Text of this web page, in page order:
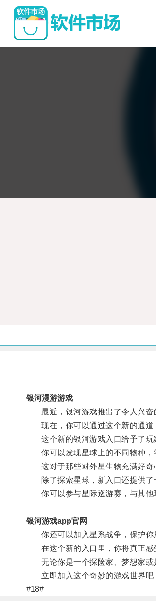
银河漫游游戏
最近，银河游戏推出了令人兴奋
现在，你可以通过这个新的通道
这个新的银河游戏入口给予了玩
你可以发现星球上的不同物种，
这对于那些对外星生物充满好奇
除了探索星球，新入口还提供了
你可以参与星际巡游赛，与其他
银河游戏app官网
你还可以加入星系战争，保护你
在这个新的入口里，你将真正感
无论你是一个探险家、梦想家或
立即加入这个奇妙的游戏世界吧
#18#